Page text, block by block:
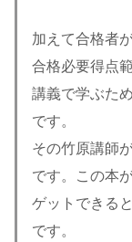
加えて合格者
合格必要得点
講義で学ぶた
です。
その竹原講師
です。この本
ゲットできる
です。